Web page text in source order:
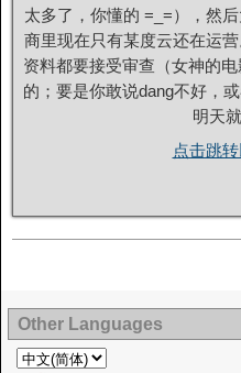
太多了，你懂的 =_=），然
商里现在只有某度云还在运
资料都要接受审查（女神的
的；要是你敢说dang不好，
明天
点击跳
Other Languages